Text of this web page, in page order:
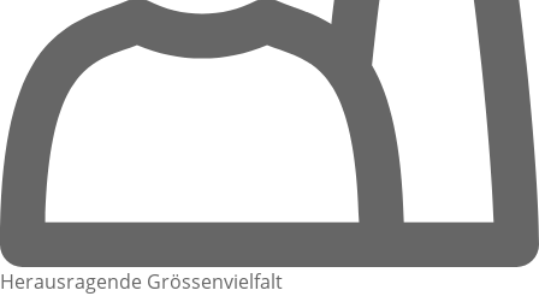
Herausragende Grössenvielfalt